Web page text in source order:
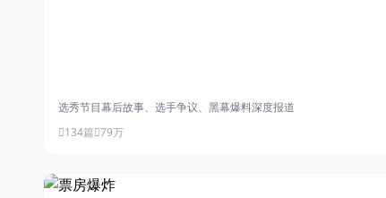
选秀节目幕后故事、选手争议、黑幕爆料深度报道
134篇 79万